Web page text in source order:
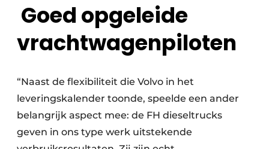
Goed opgeleide
vrachtwagenpiloten
“Naast de flexibiliteit die Volvo in het
leveringskalender toonde, speelde een ander
belangrijk aspect mee: de FH dieseltrucks
geven in ons type werk uitstekende